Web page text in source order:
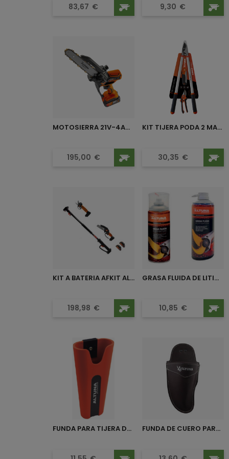
Precio
83,67 € Precio
9,30 €
MOTOSIERRA 21V-4AH 180MM AF180
Precio
195,00 €
KIT TIJERA PODA 2 MANOS +...
Precio
30,35 €
KIT A BATERIA AFKIT ALTUNA
Precio
198,98 €
GRASA FLUIDA DE LITIO 400...
Precio
10,85 €
FUNDA PARA TIJERA DE 1 MANO... FUNDA DE CUERO PARA TIJERAS...